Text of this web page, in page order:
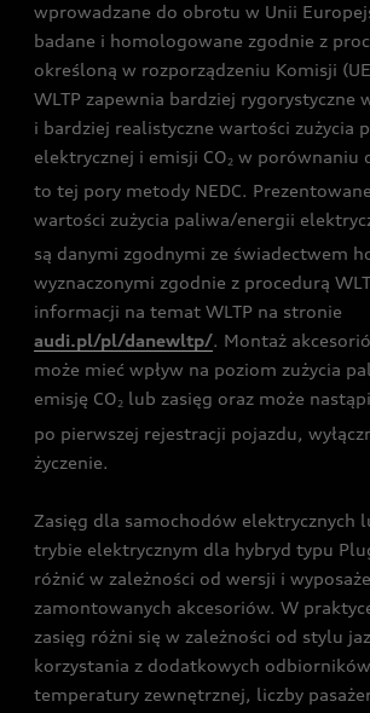
wprowadzane do obrotu w Unii
badane i homologowane zgodnie z
określoną w rozporządzeniu Komisji
WLTP zapewnia bardziej rygorystyczne
i bardziej realistyczne wartości zużycia
elektrycznej i emisji CO2 w porównaniu
to tej pory metody NEDC.
wartości zużycia paliwa/energii
są danymi zgodnymi ze świadectwem
wyznaczonymi zgodnie z procedurą
informacji na temat WLTP na stronie
audi.pl/pl/danewltp/. Montaż
może mieć wpływ na poziom zużycia
emisję CO2 lub zasięg oraz może
po pierwszej rejestracji pojazdu,
życzenie.
Zasięg dla samochodów elektrycznych
trybie elektrycznym dla hybryd typu
różnić w zależności od wersji i
zamontowanych akcesoriów. W
zasięg różni się w zależności od stylu
korzystania z dodatkowych
temperatury zewnętrznej, liczby